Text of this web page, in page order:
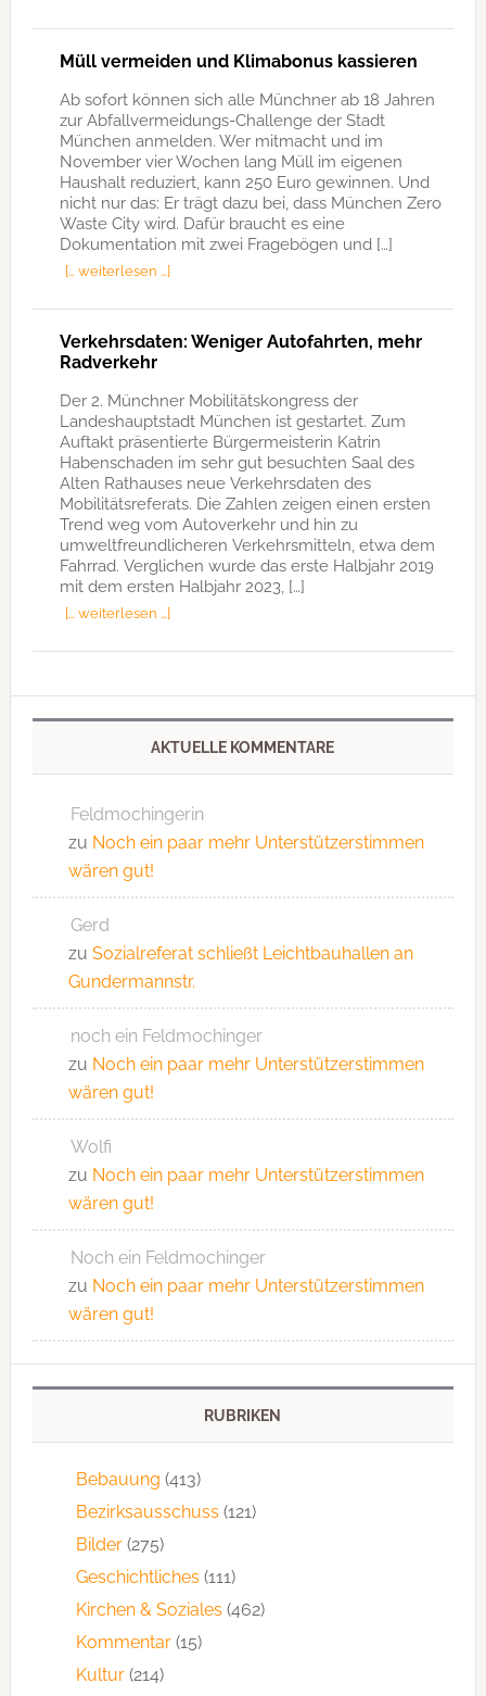
Müll vermeiden und Klimabonus kassieren
Ab sofort können sich alle Münchner ab 18 Jahren
zur Abfallvermeidungs-Challenge der Stadt
München anmelden. Wer mitmacht und im
November vier Wochen lang Müll im eigenen
Haushalt reduziert, kann 250 Euro gewinnen. Und
nicht nur das: Er trägt dazu bei, dass München Zero
Waste City wird. Dafür braucht es eine
Dokumentation mit zwei Fragebögen und […]
[… weiterlesen …]
Verkehrsdaten: Weniger Autofahrten, mehr
Radverkehr
Der 2. Münchner Mobilitätskongress der
Landeshauptstadt München ist gestartet. Zum
Auftakt präsentierte Bürgermeisterin Katrin
Habenschaden im sehr gut besuchten Saal des
Alten Rathauses neue Verkehrsdaten des
Mobilitätsreferats. Die Zahlen zeigen einen ersten
Trend weg vom Autoverkehr und hin zu
umweltfreundlicheren Verkehrsmitteln, etwa dem
Fahrrad. Verglichen wurde das erste Halbjahr 2019
mit dem ersten Halbjahr 2023, […]
[… weiterlesen …]
AKTUELLE KOMMENTARE
Feldmochingerin
zu Noch ein paar mehr Unterstützerstimmen
wären gut!
Gerd
zu Sozialreferat schließt Leichtbauhallen an
Gundermannstr.
noch ein Feldmochinger
zu Noch ein paar mehr Unterstützerstimmen
wären gut!
Wolfi
zu Noch ein paar mehr Unterstützerstimmen
wären gut!
Noch ein Feldmochinger
zu Noch ein paar mehr Unterstützerstimmen
wären gut!
RUBRIKEN
Bebauung (413)
Bezirksausschuss (121)
Bilder(275)
Geschichtliches (111)
Kirchen & Soziales (462)
Kommentar(15)
Kultur(214)